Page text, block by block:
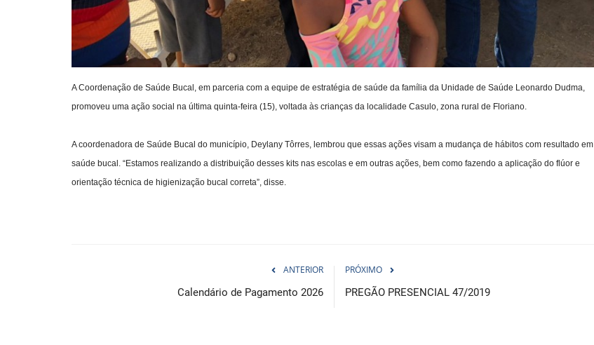
A Coordenação de Saúde Bucal, em parceria com a equipe de estratégia de saúde da família da Unidade de Saúde Leonardo Dudma,
promoveu uma ação social na última quinta-feira (15), voltada às crianças da localidade Casulo, zona rural de Floriano.
A coordenadora de Saúde Bucal do município, Deylany Tôrres, lembrou que essas ações visam a mudança de hábitos com resultado em
saúde bucal. “Estamos realizando a distribuição desses kits nas escolas e em outras ações, bem como fazendo a aplicação do flúor e
orientação técnica de higienização bucal correta”, disse.
ANTERIOR
Calendário de Pagamento 2026
PRÓXIMO
PREGÃO PRESENCIAL 47/2019